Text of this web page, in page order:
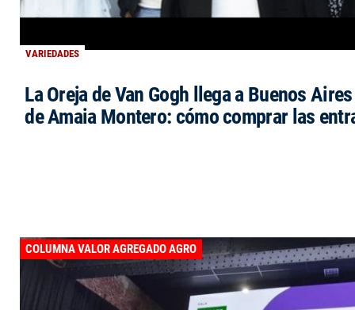
VARIEDADES
La Oreja de Van Gogh llega a Buenos
de Amaia Montero: cómo comprar las
COLUMNA VALOR AGREGADO AGRO